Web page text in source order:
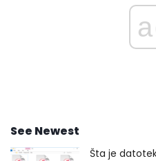
See Newest
Šta je